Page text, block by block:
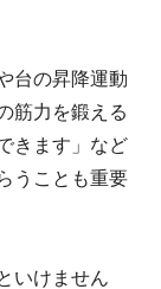
台の昇降運動
筋力を鍛える
きます」など
うことも重要
いけません